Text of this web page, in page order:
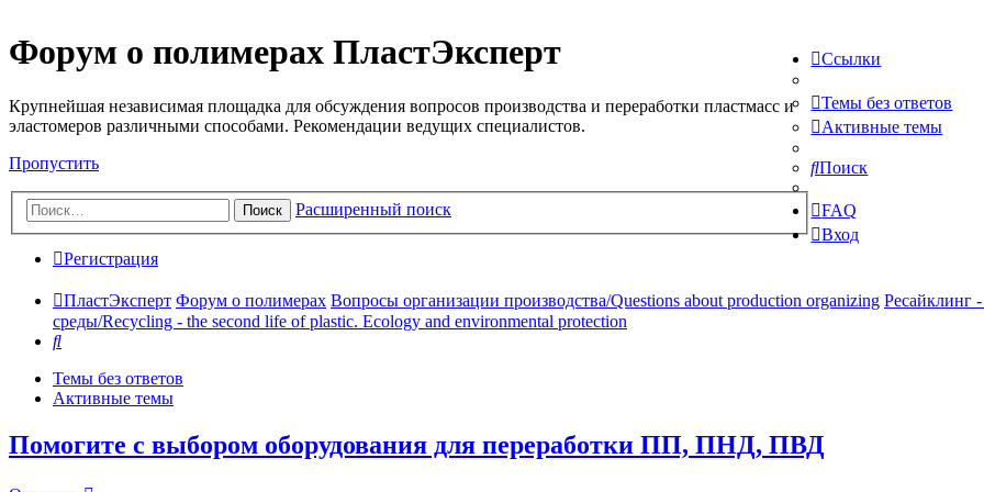
Форум о полимерах ПластЭксперт
Крупнейшая независимая площадка для обсуждения вопросов производства и переработки пластмасс и
эластомеров различными способами. Рекомендации ведущих специалистов.
Пропустить
Поиск Расширенный поиск
Ссылки
Темы без ответов
Активные темы
Поиск
FAQ
Вход
Регистрация
ПластЭксперт Форум о полимерах Вопросы организации производства/Questions about production organizing Ресайклинг
среды/Recycling - the second life of plastic. Ecology and environmental protection
Поиск
Темы без ответов
Активные темы
Помогите с выбором оборудования для переработки ПП, ПНД, ПВД